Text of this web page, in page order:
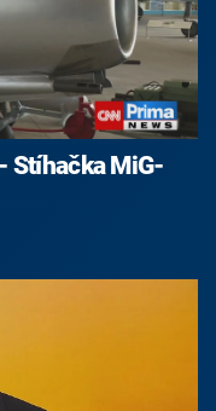
Stíhačka MiG-